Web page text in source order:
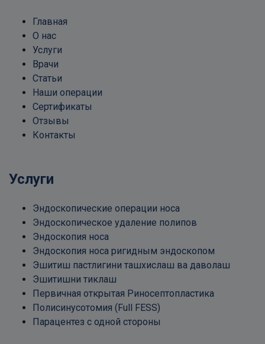
Главная
О нас
Услуги
Врачи
Статьи
Наши операции
Сертификаты
Отзывы
Контакты
Услуги
Эндоскопические операции носа
Эндоскопическое удаление полипов
Эндоскопия носа
Эндоскопия носа ригидным эндоскопом
Эшитиш пастлигини ташхислаш ва даволаш
Эшитишни тиклаш
Первичная открытая Риносептопластика
Полисинусотомия (Full FESS)
Парацентез с одной стороны